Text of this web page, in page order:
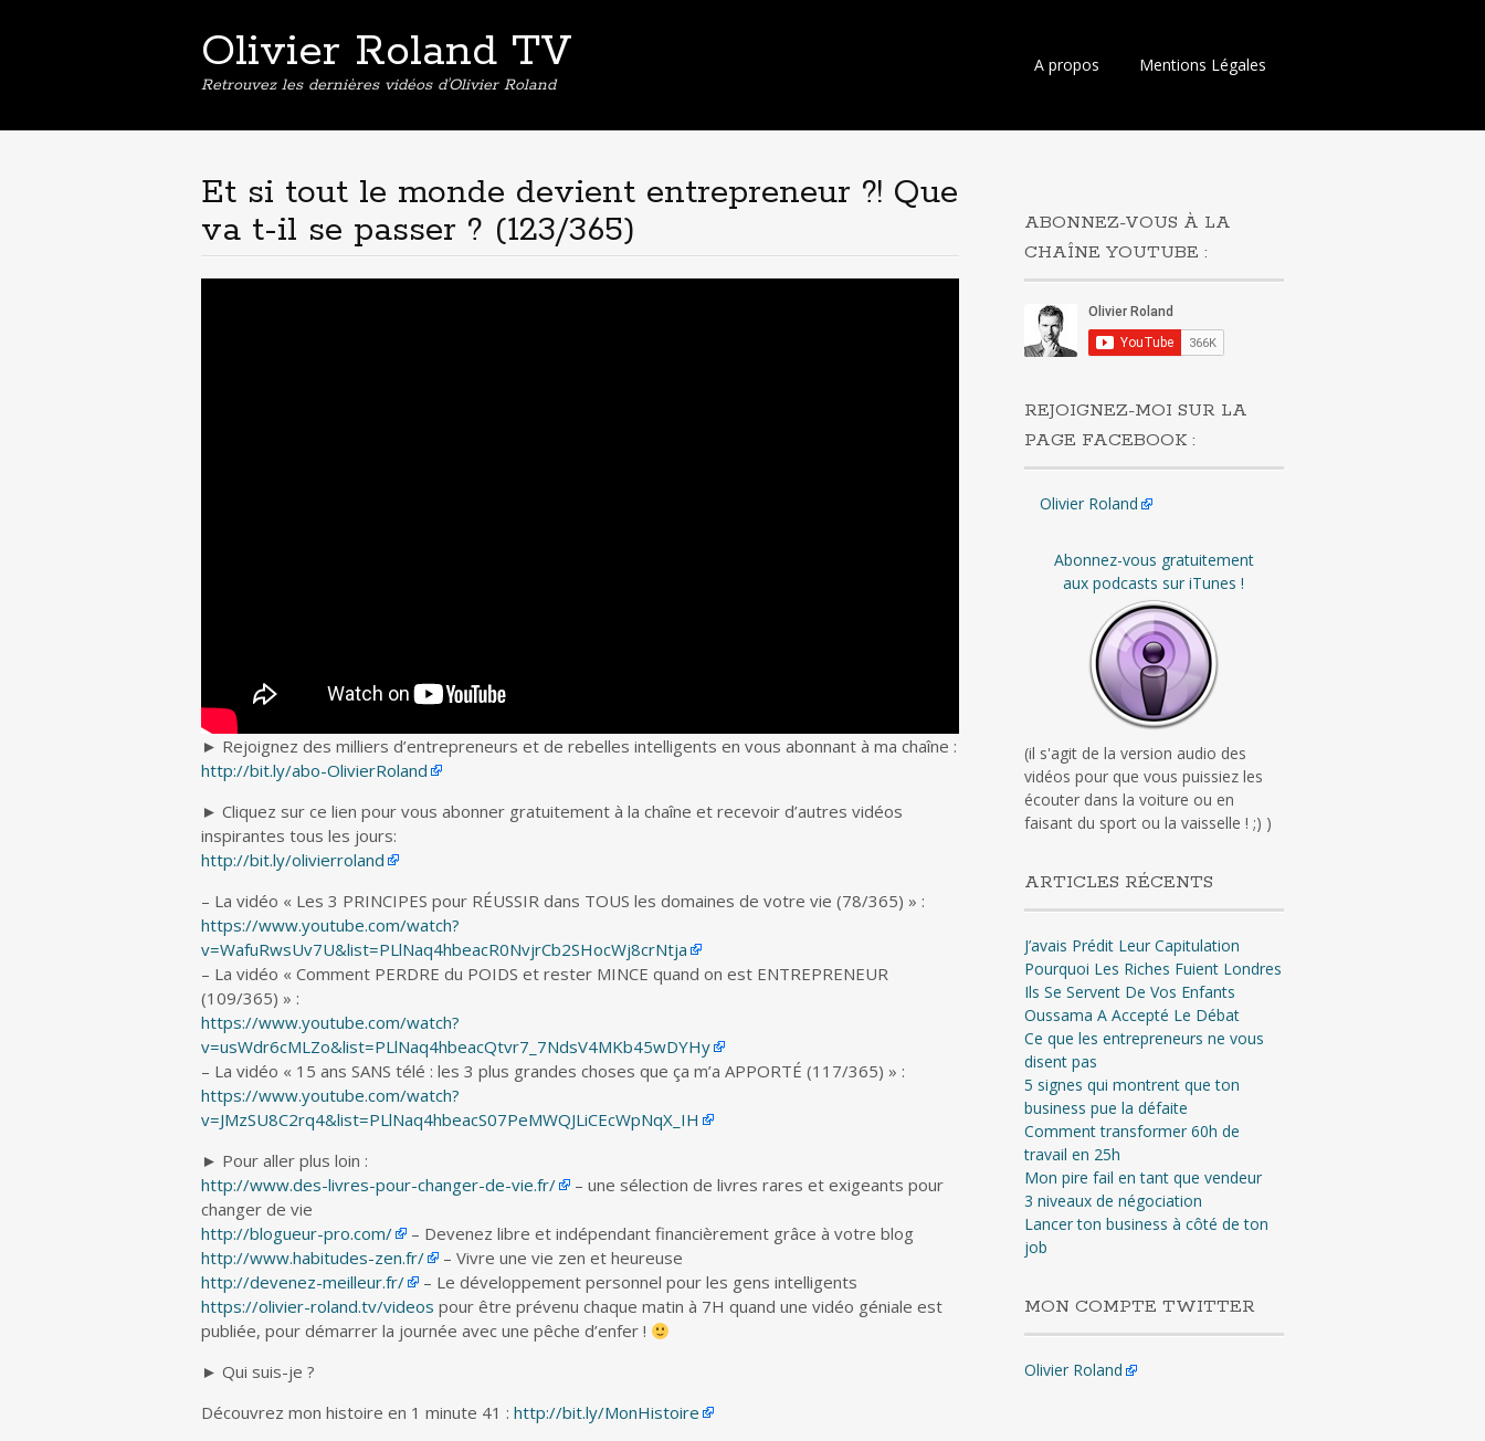
Olivier Roland TV
Retrouvez les dernières vidéos d'Olivier Roland
Aller
principal
A propos Mentions Légales
Et si tout le monde devient entrepreneur ?! Que
va t-il se passer ? (123/365)
► Rejoignez des milliers d’entrepreneurs et de rebelles intelligents en vous abonnant à ma chaîne :
http://bit.ly/abo-OlivierRoland
► Cliquez sur ce lien pour vous abonner gratuitement à la chaîne et recevoir d’autres vidéos
inspirantes tous les jours:
http://bit.ly/olivierroland
– La vidéo « Les 3 PRINCIPES pour RÉUSSIR dans TOUS les domaines de votre vie (78/365) » :
https://www.youtube.com/watch?
v=WafuRwsUv7U&list=PLlNaq4hbeacR0NvjrCb2SHocWj8crNtja
– La vidéo « Comment PERDRE du POIDS et rester MINCE quand on est ENTREPRENEUR
(109/365) » :
https://www.youtube.com/watch?
v=usWdr6cMLZo&list=PLlNaq4hbeacQtvr7_7NdsV4MKb45wDYHy
– La vidéo « 15 ans SANS télé : les 3 plus grandes choses que ça m’a APPORTÉ (117/365) » :
https://www.youtube.com/watch?
v=JMzSU8C2rq4&list=PLlNaq4hbeacS07PeMWQJLiCEcWpNqX_IH
► Pour aller plus loin :
http://www.des-livres-pour-changer-de-vie.fr/
– une sélection de livres rares et exigeants pour
changer de vie
http://blogueur-pro.com/
– Devenez libre et indépendant financièrement grâce à votre blog
http://www.habitudes-zen.fr/
– Vivre une vie zen et heureuse
http://devenez-meilleur.fr/
– Le développement personnel pour les gens intelligents
https://olivier-roland.tv/videos pour être prévenu chaque matin à 7H quand une vidéo géniale est
publiée, pour démarrer la journée avec une pêche d’enfer !
► Qui suis-je ?
Découvrez mon histoire en 1 minute 41 : http://bit.ly/MonHistoire
ABONNEZ-VOUS À LA
CHAÎNE YOUTUBE :
REJOIGNEZ-MOI SUR LA
PAGE FACEBOOK :
Olivier Roland
Abonnez-vous gratuitement
aux podcasts sur iTunes !
(il s'agit de la version audio des
vidéos pour que vous puissiez les
écouter dans la voiture ou en
faisant du sport ou la vaisselle ! ;) )
ARTICLES RÉCENTS
J’avais Prédit Leur Capitulation
Pourquoi Les Riches Fuient Londres
Ils Se Servent De Vos Enfants
Oussama A Accepté Le Débat
Ce que les entrepreneurs ne vous
disent pas
5 signes qui montrent que ton
business pue la défaite
Comment transformer 60h de
travail en 25h
Mon pire fail en tant que vendeur
3 niveaux de négociation
Lancer ton business à côté de ton
job
MON COMPTE TWITTER
Olivier Roland